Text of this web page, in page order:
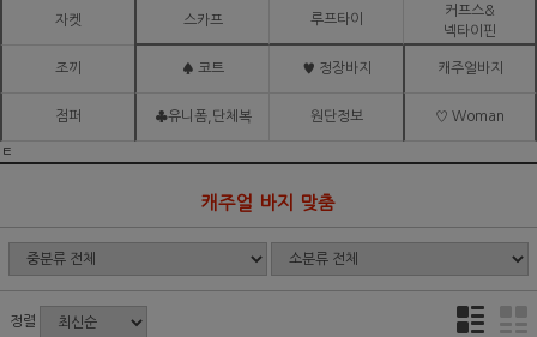
자켓 스카프 루프타이
커프스&
넥타이핀
조끼 ♠ 코트 ♥ 정장바지 캐주얼바지
점퍼 ♣유니폼,단체복 원단정보 ♡ Woman
ㅌ
캐주얼 바지 맞춤
정렬